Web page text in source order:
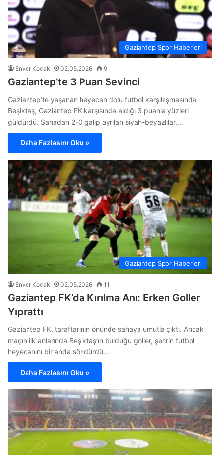
Gaziantep Spor Haberleri
Enver Kocak 02.05.2026 9
Gaziantep’te 3 Puan Sevinci
Gaziantep’te yaşanan heyecan dolu futbol karşılaşmasında
Beşiktaş, Gaziantep FK karşısında aldığı 3 puanla yüzleri
güldürdü. Sahadan 2-0 galip ayrılan siyah-beyazlılar,…
Daha Fazlasını Oku »
Gaziantep Spor Haberleri
Enver Kocak 02.05.2026 11
Gaziantep FK’da Kırılma Anı: Erken Goller
Yıprattı
Gaziantep FK, taraftarının önünde sahaya umutla çıktı. Ancak
maçın ilk anlarında Beşiktaş’ın bulduğu goller, şehrin futbol
heyecanını bir anda söndürdü.…
Daha Fazlasını Oku »